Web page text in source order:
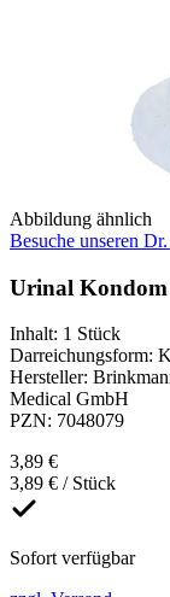
Abbildung ähnlich
Besuche unseren
Urinal
Inhalt: 1 Stück
Darreichungsform:
Hersteller:
Medical GmbH
PZN: 7048079
3,89 €
3,89 € / Stück
Sofort verfügbar